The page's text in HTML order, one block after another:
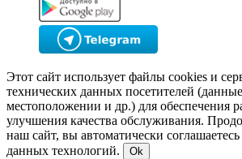
Этот сайт использует файлы cookies и
технических данных посетителей
местоположении и др.) для обеспечения
улучшения качества обслуживания.
наш сайт, вы автоматически
данных технологий.
Ok